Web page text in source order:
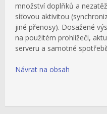
množství doplňků a
síťovou aktivitou
jiné přenosy). Dosažené
na použitém prohlížeči,
serveru a samotné
Návrat na obsah